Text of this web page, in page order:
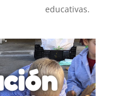
educativas.